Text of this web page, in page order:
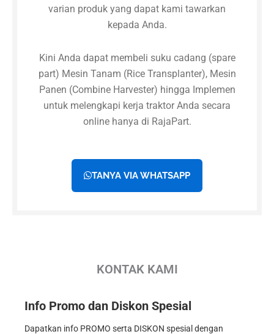
varian produk yang dapat kami tawarkan
kepada Anda.
Kini Anda dapat membeli suku cadang (spare
part) Mesin Tanam (Rice Transplanter), Mesin
Panen (Combine Harvester) hingga Implemen
untuk melengkapi kerja traktor Anda secara
online hanya di RajaPart.
TANYA VIA WHATSAPP
KONTAK KAMI
Info Promo dan Diskon Spesial
Dapatkan info PROMO serta DISKON spesial dengan